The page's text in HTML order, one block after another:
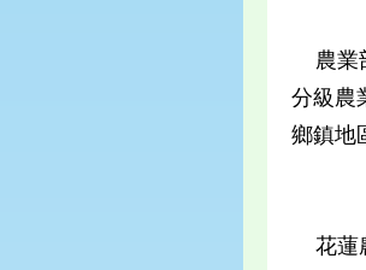
農業
分級農
鄉鎮地
花蓮